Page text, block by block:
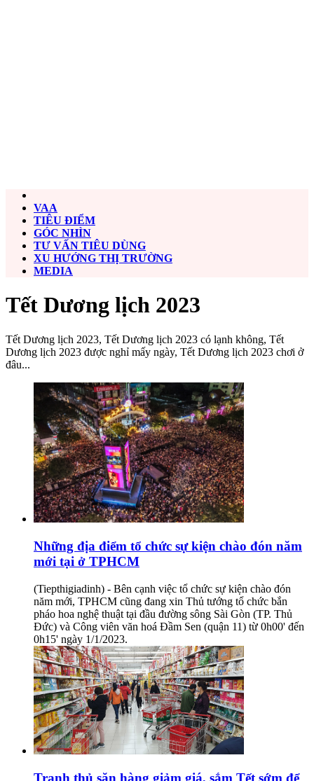
VAA
TIÊU ĐIỂM
GÓC NHÌN
TƯ VẤN TIÊU DÙNG
XU HƯỚNG THỊ TRƯỜNG
MEDIA
Tết Dương lịch 2023
Tết Dương lịch 2023, Tết Dương lịch 2023 có lạnh không, Tết
Dương lịch 2023 được nghỉ mấy ngày, Tết Dương lịch 2023 chơi ở
đâu...
Những địa điểm tổ chức sự kiện chào đón năm
mới tại ở TPHCM
(Tiepthigiadinh) - Bên cạnh việc tổ chức sự kiện chào đón
năm mới, TPHCM cũng đang xin Thủ tướng tổ chức bắn
pháo hoa nghệ thuật tại đầu đường sông Sài Gòn (TP. Thủ
Đức) và Công viên văn hoá Đầm Sen (quận 11) từ 0h00' đến
0h15' ngày 1/1/2023.
Tranh thủ săn hàng giảm giá, sắm Tết sớm để